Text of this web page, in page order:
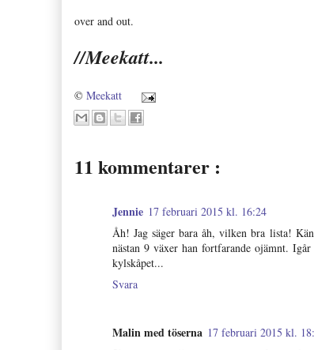
over and out.
//Meekatt...
© Meekatt
11 kommentarer :
Jennie 17 februari 2015 kl. 16:24
Åh! Jag säger bara åh, vilken bra lista!
nästan 9 växer han fortfarande ojämnt.
kylskåpet...
Svara
Malin med töserna 17 februari 2015 kl.